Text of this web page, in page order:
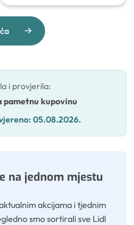
i provjerila:
pametnu kupovinu
05.08.2026.
na jednom mjestu
akcijama i tjednim
smo sortirali sve Lidl